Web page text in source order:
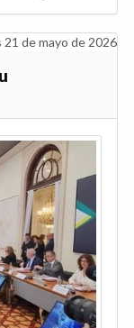
21 de mayo de 2026